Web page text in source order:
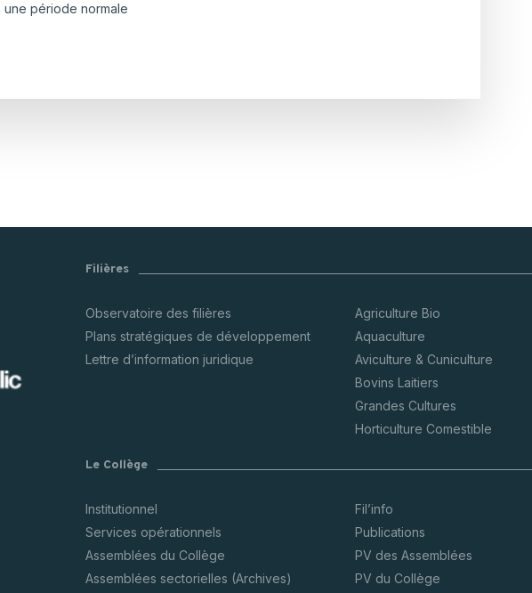
une période normale
Filières
Observatoire des filières
Plans stratégiques de développement
Lettre d’information juridique
Agriculture Bio
Aquaculture
Aviculture & Cuniculture
Bovins Laitiers
Grandes Cultures
Horticulture Comestible
Le Collège
Institutionnel
Services opérationnels
Assemblées du Collège
Assemblées sectorielles (Archives)
Fil’info
Publications
PV des Assemblées
PV du Collège